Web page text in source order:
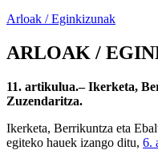
Arloak / Eginkizunak
ARLOAK /
11. artikulua.– Ikerketa,
Zuzendaritza.
Ikerketa, Berrikuntza eta
egiteko hauek izango ditu, 6.